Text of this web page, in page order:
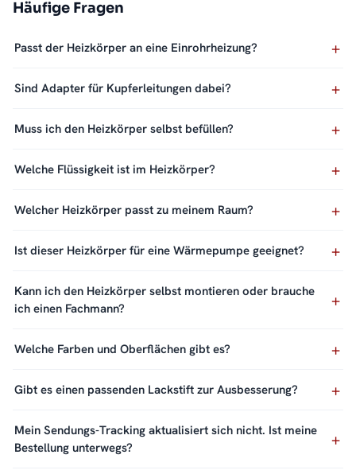
Häufige Fragen
Passt der Heizkörper an eine Einrohrheizung?
Sind Adapter für Kupferleitungen dabei?
Muss ich den Heizkörper selbst befüllen?
Welche Flüssigkeit ist im Heizkörper?
Welcher Heizkörper passt zu meinem Raum?
Ist dieser Heizkörper für eine Wärmepumpe geeignet?
Kann ich den Heizkörper selbst montieren oder brauche
ich einen Fachmann?
Welche Farben und Oberflächen gibt es?
Gibt es einen passenden Lackstift zur Ausbesserung?
Mein Sendungs-Tracking aktualisiert sich nicht. Ist meine
Bestellung unterwegs?